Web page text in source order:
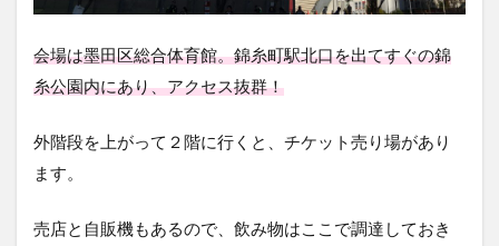
会場は墨田区総合体育館。錦糸町駅北口を出てすぐの錦
糸公園内にあり、アクセス抜群！
外階段を上がって２階に行くと、チケット売り場があり
ます。
売店と自販機もあるので、飲み物はここで調達しておき